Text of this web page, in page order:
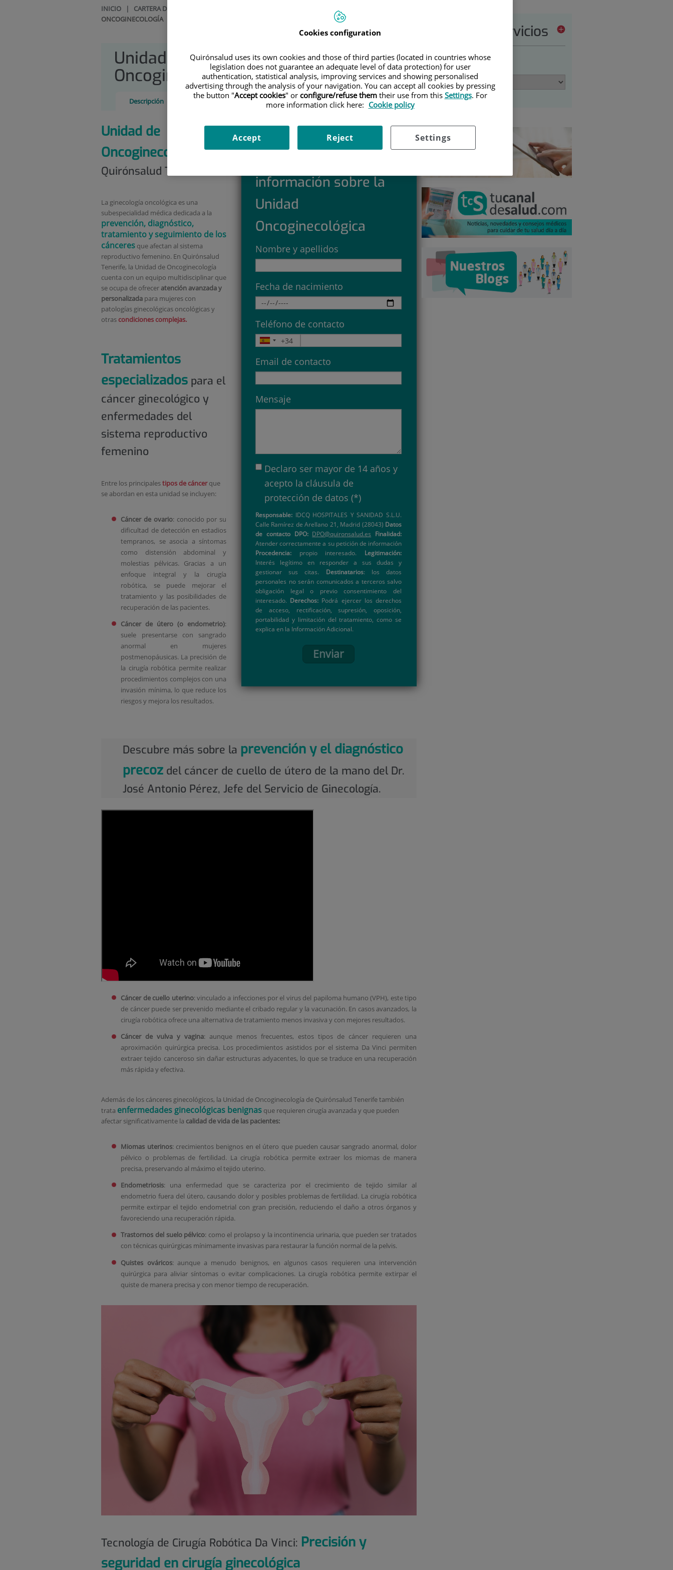
INICIO | CARTERA DE SERVICIOS
ONCOGINECOLOGÍA
Unidad de
Oncoginecología
Jefe/a de servicio:José
Antonio Pérez Álvarez
Descripción
información sobre la
Unidad
Oncoginecológica
Nombre y apellidos
Fecha de nacimiento
Teléfono de contacto
Email de contacto
Mensaje
Declaro ser mayor de 14 años y
acepto la cláusula de
protección de datos (*)
Responsable: IDCQ HOSPITALES Y SANIDAD S.L.U.
Calle Ramírez de Arellano 21, Madrid (28043) Datos
de contacto DPO: DPO@quironsalud.es
Finalidad:
Atender correctamente a su petición de información
Procedencia: propio interesado. Legitimación:
Interés legítimo en responder a sus dudas y
gestionar sus citas. Destinatarios: los datos
personales no serán comunicados a terceros salvo
obligación legal o previo consentimiento del
interesado. Derechos: Podrá ejercer los derechos
de acceso, rectificación, supresión, oposición,
portabilidad y limitación del tratamiento, como se
explica en la Información Adicional.
Enviar
Unidad de
Oncoginecología
en
Quirónsalud Tenerife
La ginecología oncológica es una
subespecialidad médica dedicada a la
prevención, diagnóstico,
tratamiento y seguimiento de los
cánceres que afectan al sistema
reproductivo femenino. En Quirónsalud
Tenerife, la Unidad de Oncoginecología
cuenta con un equipo multidisciplinar que
se ocupa de ofrecer atención avanzada y
personalizada para mujeres con
patologías ginecológicas oncológicas y
otras condiciones complejas.
Tratamientos
especializados para el
cáncer ginecológico y
enfermedades del
sistema reproductivo
femenino
Entre los principalestipos de cáncerque
se abordan en esta unidad se incluyen:
Cáncer de ovario: conocido por su
dificultad de detección en estadios
tempranos, se asocia a síntomas
como distensión abdominal y
molestias pélvicas. Gracias a un
enfoque integral y la cirugía
robótica, se puede mejorar el
tratamiento y las posibilidades de
recuperación de las pacientes.
Cáncer de útero (o endometrio):
suele presentarse con sangrado
anormal en mujeres
postmenopáusicas. La precisión de
la cirugía robótica permite realizar
procedimientos complejos con una
invasión mínima, lo que reduce los
riesgos y mejora los resultados.
Descubre más sobre la prevención y el diagnóstico
precozdel cáncer de cuello de útero de la mano del Dr.
José Antonio Pérez, Jefe del Servicio de Ginecología.
Cáncer de cuello uterino: vinculado a infecciones por el virus del papiloma humano (VPH), este tipo
de cáncer puede ser prevenido mediante el cribado regular y la vacunación. En casos avanzados, la
cirugía robótica ofrece una alternativa de tratamiento menos invasiva y con mejores resultados.
Cáncer de vulva y vagina: aunque menos frecuentes, estos tipos de cáncer requieren una
aproximación quirúrgica precisa. Los procedimientos asistidos por el sistema Da Vinci permiten
extraer tejido canceroso sin dañar estructuras adyacentes, lo que se traduce en una recuperación
más rápida y efectiva.
Además de los cánceres ginecológicos, la Unidad de Oncoginecología de Quirónsalud Tenerife también
trata enfermedades ginecológicas benignas que requieren cirugía avanzada y que pueden
afectar significativamente la calidad de vida de las pacientes:
Miomas uterinos: crecimientos benignos en el útero que pueden causar sangrado anormal, dolor
pélvico o problemas de fertilidad. La cirugía robótica permite extraer los miomas de manera
precisa, preservando al máximo el tejido uterino.
Endometriosis: una enfermedad que se caracteriza por el crecimiento de tejido similar al
endometrio fuera del útero, causando dolor y posibles problemas de fertilidad. La cirugía robótica
permite extirpar el tejido endometrial con gran precisión, reduciendo el daño a otros órganos y
favoreciendo una recuperación rápida.
Trastornos del suelo pélvico: como el prolapso y la incontinencia urinaria, que pueden ser tratados
con técnicas quirúrgicas mínimamente invasivas para restaurar la función normal de la pelvis.
Quistes ováricos: aunque a menudo benignos, en algunos casos requieren una intervención
quirúrgica para aliviar síntomas o evitar complicaciones. La cirugía robótica permite extirpar el
quiste de manera precisa y con menor tiempo de recuperación.
Tecnología de Cirugía Robótica Da Vinci: Precisión y
seguridad en cirugía ginecológica
Cartera de servicios
Seleccione una opción:
Cookies configuration
Quirónsalud uses its own cookies and those of third parties (located in countries whose
legislation does not guarantee an adequate level of data protection) for user
authentication, statistical analysis, improving services and showing personalised
advertising through the analysis of your navigation. You can accept all cookies by pressing
the button "Accept cookies" or configure/refuse themtheir use from this Settings. For
more information click here: Cookie policy
Settings
Reject
Accept